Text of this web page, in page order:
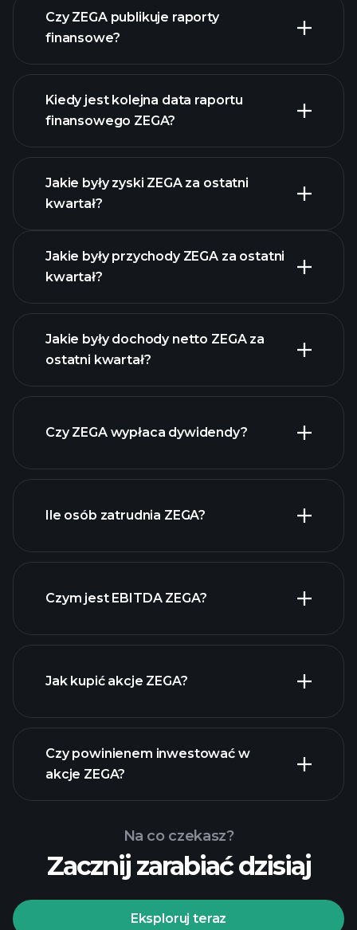
naszą listę akcji
Czy ZEGA publikuje raporty
finansowe?
finanse ZEGA
Kiedy jest kolejna data raportu
finansowego ZEGA?
Jakie były zyski ZEGA za ostatni
kwartał?
zysków ZEGA
Jakie były przychody ZEGA za ostatni
kwartał?
raporty finansowe ZEGA
Jakie były dochody netto ZEGA za
ostatni kwartał?
ZEGA
Czy ZEGA wypłaca dywidendy?
akcji o wysokiej
Ile osób zatrudnia ZEGA?
największych
Czym jest EBITDA ZEGA?
raporty
finansowe
Jak kupić akcje ZEGA?
Turniejach
Czy powinienem inwestować w
akcje ZEGA?
Na co czekasz?
Zacznij zarabiać dzisiaj
Eksploruj teraz